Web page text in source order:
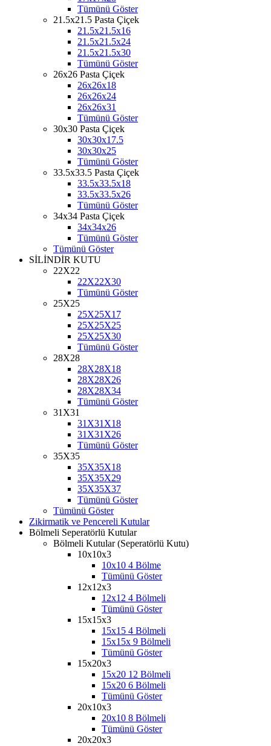
Tümünü Göster
21.5x21.5 Pasta Çiçek
21.5x21.5x16
21.5x21.5x24
21.5x21.5x30
Tümünü Göster
26x26 Pasta Çiçek
26x26x18
26x26x24
26x26x31
Tümünü Göster
30x30 Pasta Çiçek
30x30x17.5
30x30x25
Tümünü Göster
33.5x33.5 Pasta Çiçek
33.5x33.5x18
33.5x33.5x26
Tümünü Göster
34x34 Pasta Çiçek
34x34x26
Tümünü Göster
Tümünü Göster
SİLİNDİR KUTU
22X22
22X22X30
Tümünü Göster
25X25
25X25X17
25X25X25
25X25X30
Tümünü Göster
28X28
28X28X18
28X28X26
28X28X34
Tümünü Göster
31X31
31X31X18
31X31X26
Tümünü Göster
35X35
35X35X18
35X35X29
35X35X37
Tümünü Göster
Tümünü Göster
Zikirmatik ve Pencereli Kutular
Bölmeli Seperatörlü Kutular
Bölmeli Kutular (Seperatörlü Kutu)
10x10x3
10x10 4 Bölme
Tümünü Göster
12x12x3
12x12 4 Bölmeli
Tümünü Göster
15x15x3
15x15 4 Bölmeli
15x15x 9 Bölmeli
Tümünü Göster
15x20x3
15x20 12 Bölmeli
15x20 6 Bölmeli
Tümünü Göster
20x10x3
20x10 8 Bölmeli
Tümünü Göster
20x20x3